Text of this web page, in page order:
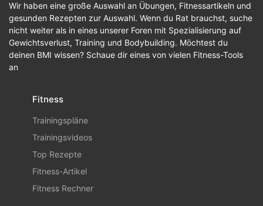
Wir haben eine große Auswahl an Übungen, Fitnessartikeln und
gesunden Rezepten zur Auswahl. Wenn du Rat brauchst, suche
nicht weiter als in eines unserer Foren mit Spezialisierung auf
Gewichtsverlust, Training und Bodybuilding. Möchtest du
deinen BMI wissen? Schaue dir eines von vielen Fitness-Tools
an
Fitness
Trainingspläne
Trainingsvideos
Top Rezepte
Fitness-Artikel
Fitness Rechner